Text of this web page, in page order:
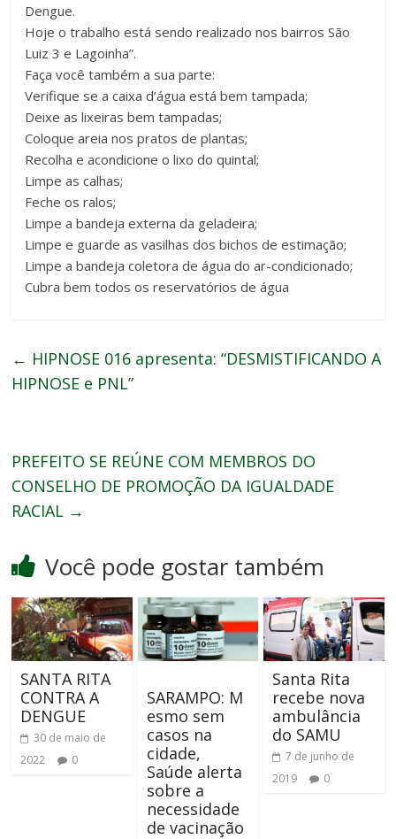
Dengue.
Hoje o trabalho está sendo realizado nos bairros São
Luiz 3 e Lagoinha”.
Faça você também a sua parte:
Verifique se a caixa d’água está bem tampada;
Deixe as lixeiras bem tampadas;
Coloque areia nos pratos de plantas;
Recolha e acondicione o lixo do quintal;
Limpe as calhas;
Feche os ralos;
Limpe a bandeja externa da geladeira;
Limpe e guarde as vasilhas dos bichos de estimação;
Limpe a bandeja coletora de água do ar-condicionado;
Cubra bem todos os reservatórios de água
← HIPNOSE 016 apresenta: “DESMISTIFICANDO A
HIPNOSE e PNL”
PREFEITO SE REÚNE COM MEMBROS DO
CONSELHO DE PROMOÇÃO DA IGUALDADE
RACIAL →
Você pode gostar também
SANTA RITA
CONTRA A
DENGUE
30 de maio de
2022
0
SARAMPO: M
esmo sem
casos na
cidade,
Saúde alerta
sobre a
necessidade
de vacinação
Santa Rita
recebe nova
ambulância
do SAMU
7 de junho de
2019
0